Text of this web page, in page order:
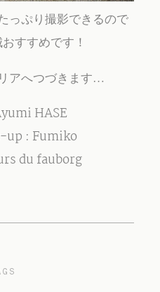
っぷり撮影できるので
すすめです！
アへつづきます…
HASE
up : Fumiko
du fauborg